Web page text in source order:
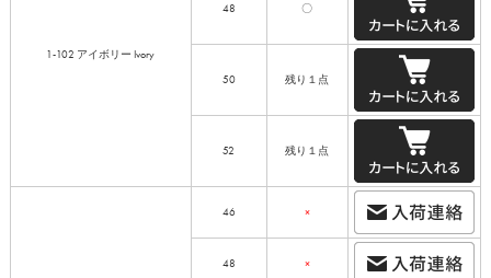
1-102 アイボリー Ivory
48 〇
50 残り１点
52 残り１点
46 ×
48 ×